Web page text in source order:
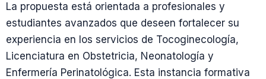
La propuesta está orientada a profesionales y
estudiantes avanzados que deseen fortalecer su
experiencia en los servicios de Tocoginecología,
Licenciatura en Obstetricia, Neonatología y
Enfermería Perinatológica. Esta instancia formativa